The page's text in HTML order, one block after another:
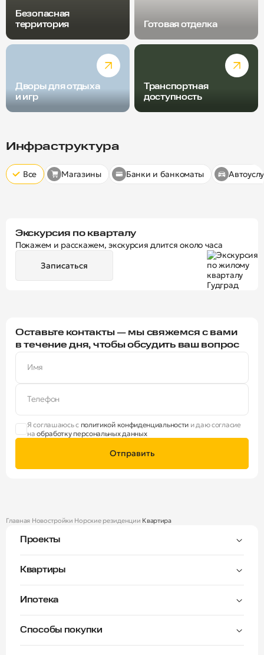
Безопасная
территория
Готовая отделка
Дворы для отдыха
и игр
Транспортная
доступность
Инфраструктура
Все Магазины Банки и банкоматы
Экскурсия по кварталу
Покажем и расскажем, экскурсия длится около часа
Записаться
Оставьте контакты — мы свяжемся с вами
в течение дня, чтобы обсудить ваш вопрос
Имя
Телефон
Я соглашаюсь с политикой конфиденциальности и даю согласие
наобработку персональных данных
Отправить
Главная Новостройки Норские резиденции Квартира
Проекты
Тверицы
Норские резиденции
Квартиры
Окна на две стороны
Ипотека
Способы покупки